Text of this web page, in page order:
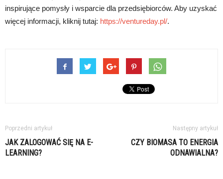
inspirujące pomysły i wsparcie dla przedsiębiorców. Aby uzyskać
więcej informacji, kliknij tutaj: https://ventureday.pl/.
Poprzedni artykuł
JAK ZALOGOWAĆ SIĘ NA E-
LEARNING?
Następny artykuł
CZY BIOMASA TO ENERGIA
ODNAWIALNA?